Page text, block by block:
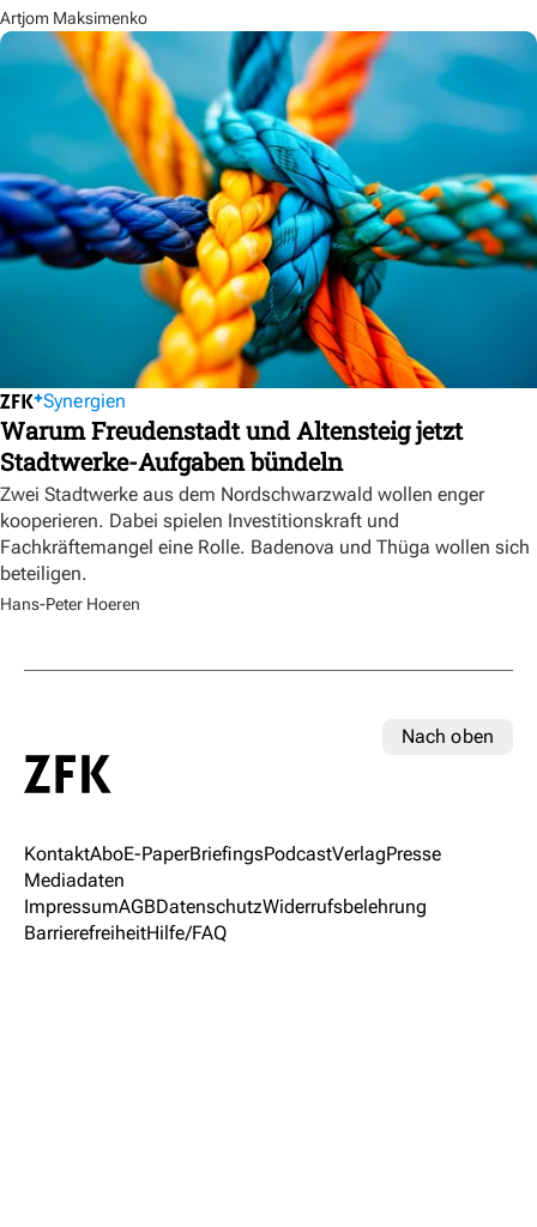
Artjom Maksimenko
Synergien
Warum Freudenstadt und Altensteig jetzt
Stadtwerke-Aufgaben bündeln
Zwei Stadtwerke aus dem Nordschwarzwald wollen enger
kooperieren. Dabei spielen Investitionskraft und
Fachkräftemangel eine Rolle. Badenova und Thüga wollen sich
beteiligen.
Hans-Peter Hoeren
Nach oben
KontaktAboE-PaperBriefingsPodcastVerlagPresse
Mediadaten
ImpressumAGBDatenschutzWiderrufsbelehrung
BarrierefreiheitHilfe/FAQ